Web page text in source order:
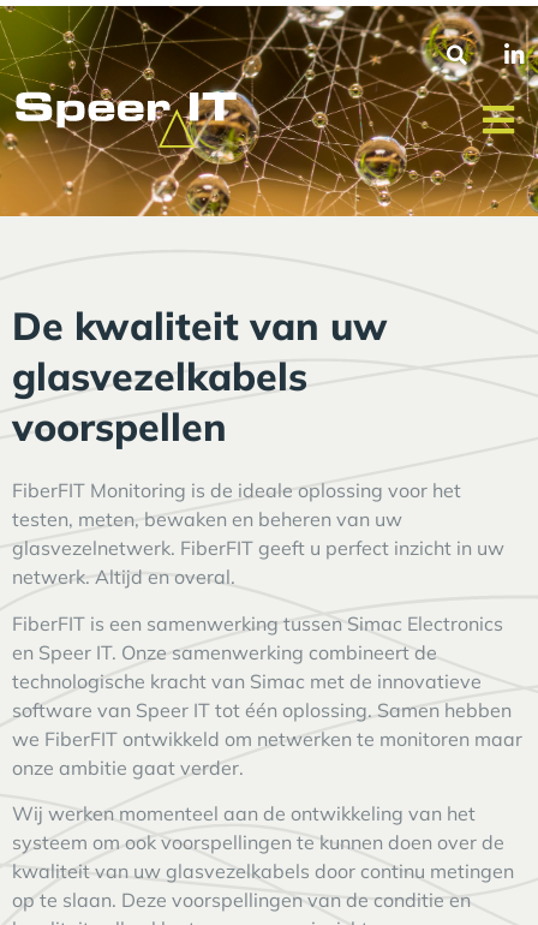
De kwaliteit van uw
glasvezelkabels
voorspellen
FiberFIT Monitoring is de ideale oplossing voor het
testen, meten, bewaken en beheren van uw
glasvezelnetwerk. FiberFIT geeft u perfect inzicht in uw
netwerk. Altijd en overal.
FiberFIT is een samenwerking tussen Simac Electronics
en Speer IT. Onze samenwerking combineert de
technologische kracht van Simac met de innovatieve
software van Speer IT tot één oplossing. Samen hebben
we FiberFIT ontwikkeld om netwerken te monitoren maar
onze ambitie gaat verder.
Wij werken momenteel aan de ontwikkeling van het
systeem om ook voorspellingen te kunnen doen over de
kwaliteit van uw glasvezelkabels door continu metingen
op te slaan. Deze voorspellingen van de conditie en